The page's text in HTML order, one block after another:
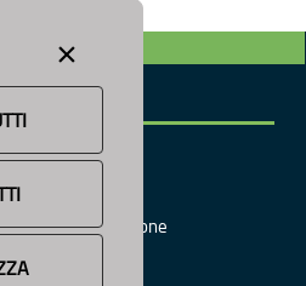
×
Privacy
Pubblicazione